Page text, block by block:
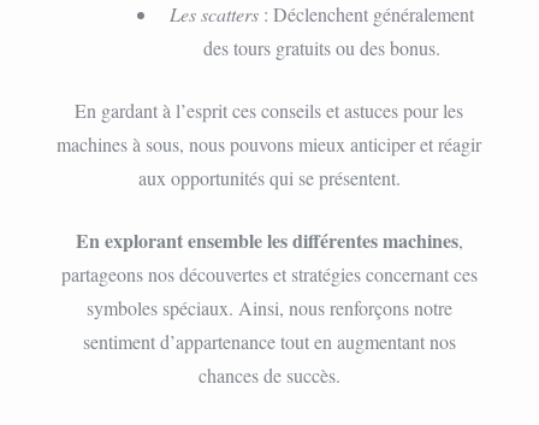
Les scatters : Déclenchent généralement
des tours gratuits ou des bonus.
En gardant à l’esprit ces conseils et astuces pour les
machines à sous, nous pouvons mieux anticiper et réagir
aux opportunités qui se présentent.
En explorant ensemble les différentes machines,
partageons nos découvertes et stratégies concernant ces
symboles spéciaux. Ainsi, nous renforçons notre
sentiment d’appartenance tout en augmentant nos
chances de succès.